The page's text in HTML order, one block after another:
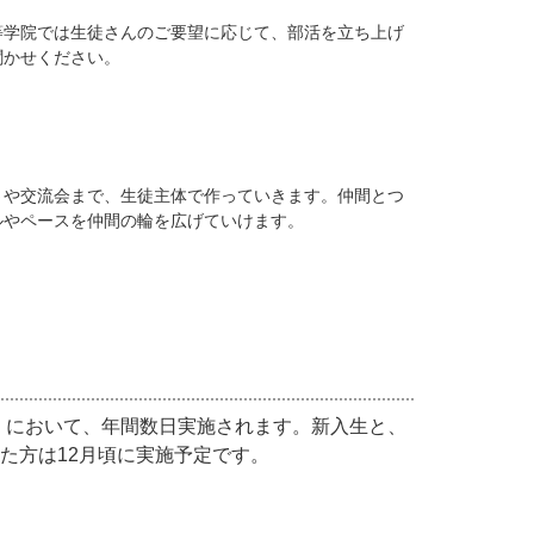
院では生徒さんのご要望に応じて、部活を立ち上げ
せください。
交流会まで、生徒主体で作っていきます。仲間とつ
ペースを仲間の輪を広げていけます。
おいて、年間数日実施されます。新入生と、
方は12月頃に実施予定です。